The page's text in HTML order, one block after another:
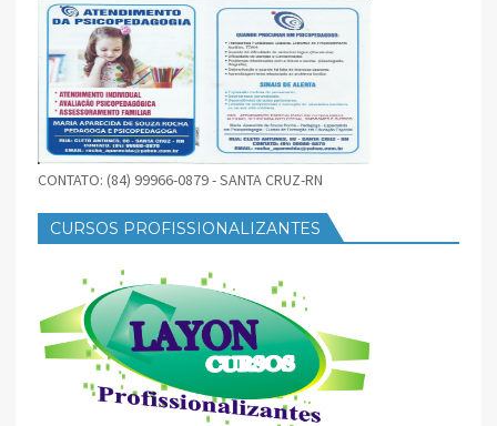
CONTATO: (84) 99966-0879 - SANTA CRUZ-RN
CURSOS PROFISSIONALIZANTES